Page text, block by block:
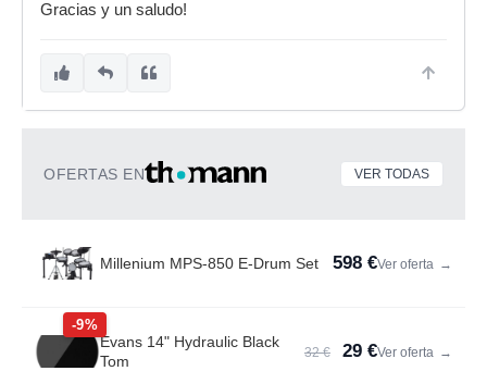
Gracias y un saludo!
OFERTAS EN VER TODAS
Millenium MPS-850 E-Drum Set 598 €Ver oferta →
-9%
Evans 14" Hydraulic Black
Tom
32 € 29 €Ver oferta →